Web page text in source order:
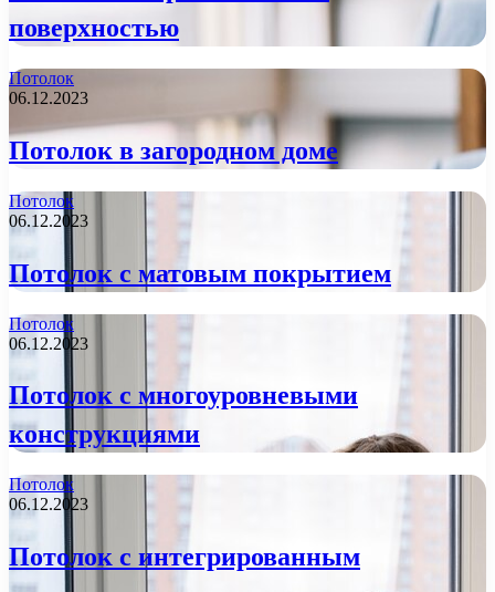
поверхностью
Потолок
06.12.2023
Потолок в загородном доме
Потолок
06.12.2023
Потолок с матовым покрытием
Потолок
06.12.2023
Потолок с многоуровневыми
конструкциями
Потолок
06.12.2023
Потолок с интегрированным